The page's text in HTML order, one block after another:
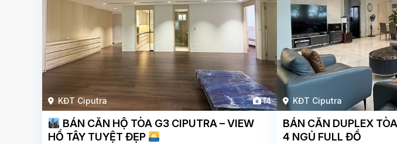
KĐT Ciputra 14
BÁN CĂN HỘ TÒA G3 CIPUTRA – VIEW
HỒ TÂY TUYỆT ĐẸP
KĐT Ciputra
BÁN CĂN DUPLEX
4 NGỦ FULL ĐỒ